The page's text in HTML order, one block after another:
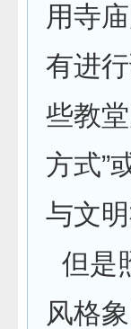
用寺
有进
些教
方式”
与文
但是
风格